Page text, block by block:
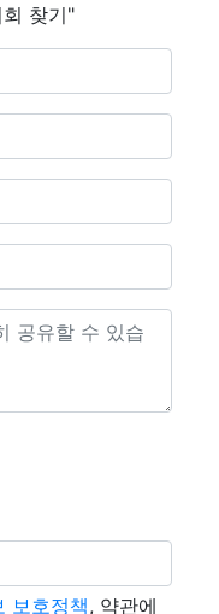
찾기"
보호정책, 약관에